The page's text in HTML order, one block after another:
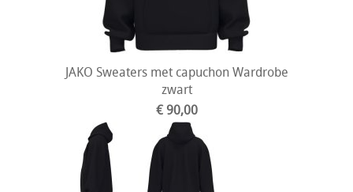
JAKO Sweaters met capuchon Wardrobe
zwart
€ 90,00